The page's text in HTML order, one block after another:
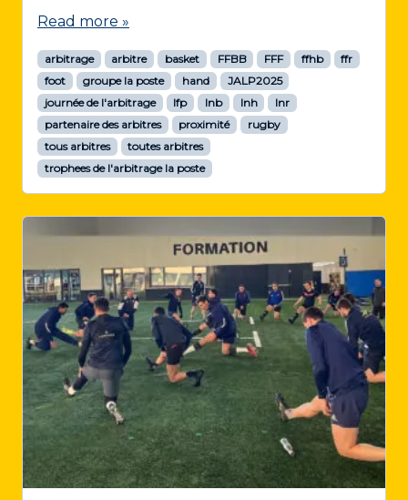
Read more »
arbitrage arbitre basket FFBB FFF ffhb
ffr
foot
groupe la poste hand
JALP2025
journée de l'arbitrage
lfp lnb lnh
lnr
partenaire des arbitres
proximité
rugby
tous arbitres
toutes arbitres
trophees de l'arbitrage la poste